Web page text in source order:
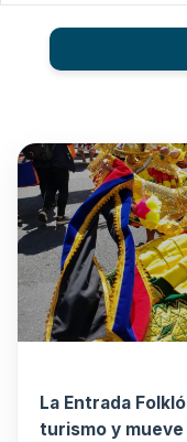
La Entrada
turismo y mueve